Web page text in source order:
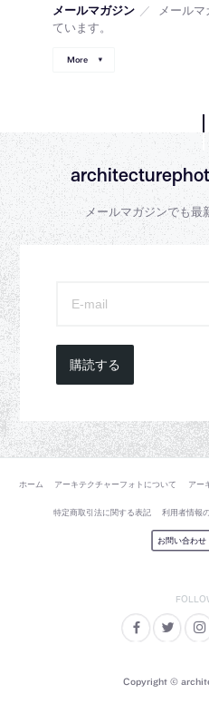
メールマガジン ／
メール
ています。
More
メールマガジンでも最
購読する
ホーム アーキテクチャーフォトについて アー
特定商取引法に関する表記 利用者情報
お問い合わせ
Copyright ©